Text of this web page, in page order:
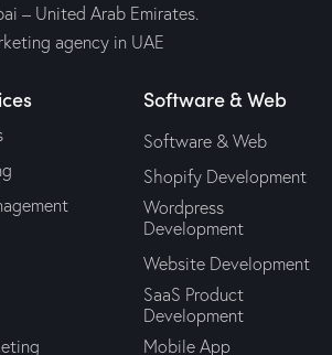
– United Arab Emirates.
agency in UAE
Software & Web
Software & Web
Shopify Development
Wordpress
Development
Website Development
SaaS Product
Development
Mobile App